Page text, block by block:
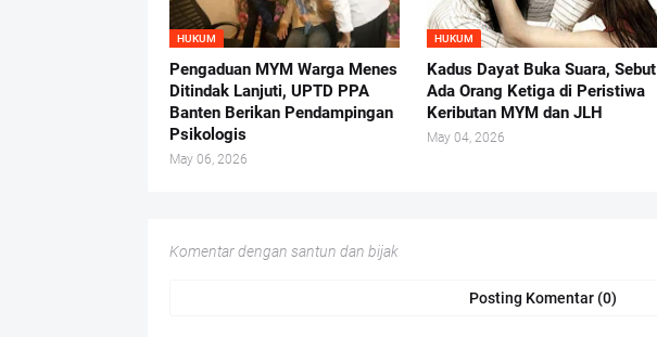
HUKUM
Pengaduan MYM Warga Menes
Ditindak Lanjuti, UPTD PPA
Banten Berikan Pendampingan
Psikologis
May 06, 2026
HUKUM
Kadus Dayat Buka Suara, Sebut
Ada Orang Ketiga di Peristiwa
Keributan MYM dan JLH
May 04, 2026
Komentar dengan santun dan bijak
Posting Komentar (0)